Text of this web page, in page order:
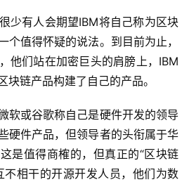
少有人会期望IBM将自己称为区块
个值得怀疑的说法。到目前为止，
他们站在加密巨头的肩膀上，IBM
块链产品构建了自己的产品。
软或谷歌称自己是硬件开发的领导
硬件产品，但领导者的头衔属于华
是值得商榷的，但真正的“区块链
不相干的开源开发人员，他们为数